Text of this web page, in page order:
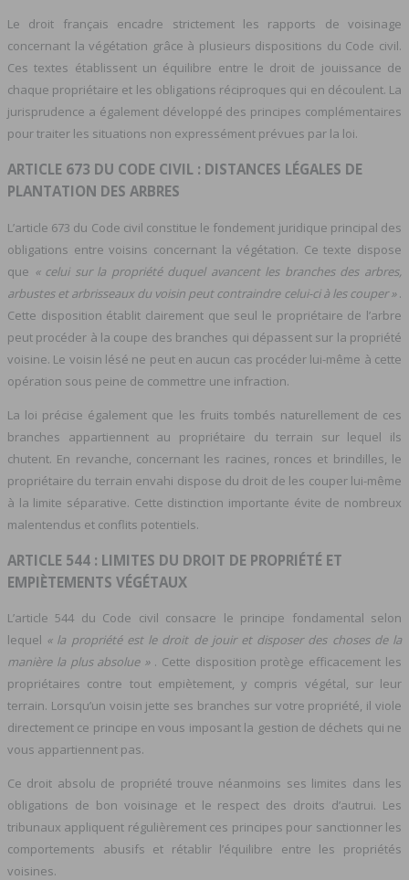
Le droit français encadre strictement les rapports de voisinage
concernant la végétation grâce à plusieurs dispositions du Code civil.
Ces textes établissent un équilibre entre le droit de jouissance de
chaque propriétaire et les obligations réciproques qui en découlent. La
jurisprudence a également développé des principes complémentaires
pour traiter les situations non expressément prévues par la loi.
ARTICLE 673 DU CODE CIVIL : DISTANCES LÉGALES DE
PLANTATION DES ARBRES
L’article 673 du Code civil constitue le fondement juridique principal des
obligations entre voisins concernant la végétation. Ce texte dispose
que « celui sur la propriété duquel avancent les branches des arbres,
arbustes et arbrisseaux du voisin peut contraindre celui-ci à les couper ».
Cette disposition établit clairement que seul le propriétaire de l’arbre
peut procéder à la coupe des branches qui dépassent sur la propriété
voisine. Le voisin lésé ne peut en aucun cas procéder lui-même à cette
opération sous peine de commettre une infraction.
La loi précise également que les fruits tombés naturellement de ces
branches appartiennent au propriétaire du terrain sur lequel ils
chutent. En revanche, concernant les racines, ronces et brindilles, le
propriétaire du terrain envahi dispose du droit de les couper lui-même
à la limite séparative. Cette distinction importante évite de nombreux
malentendus et conflits potentiels.
ARTICLE 544 : LIMITES DU DROIT DE PROPRIÉTÉ ET
EMPIÈTEMENTS VÉGÉTAUX
L’article 544 du Code civil consacre le principe fondamental selon
lequel « la propriété est le droit de jouir et disposer des choses de la
manière la plus absolue » . Cette disposition protège efficacement les
propriétaires contre tout empiètement, y compris végétal, sur leur
terrain. Lorsqu’un voisin jette ses branches sur votre propriété, il viole
directement ce principe en vous imposant la gestion de déchets qui ne
vous appartiennent pas.
Ce droit absolu de propriété trouve néanmoins ses limites dans les
obligations de bon voisinage et le respect des droits d’autrui. Les
tribunaux appliquent régulièrement ces principes pour sanctionner les
comportements abusifs et rétablir l’équilibre entre les propriétés
voisines.